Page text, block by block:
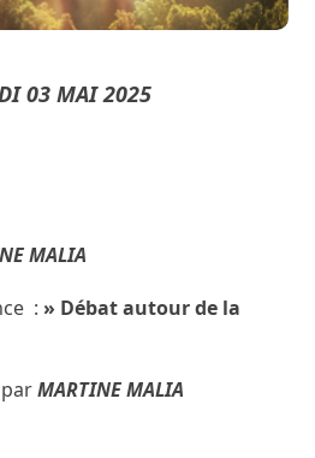
03 MAI 2025
MALIA
: » Débat autour de la
parMARTINE MALIA